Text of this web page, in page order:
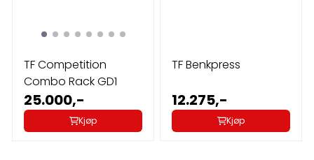
TF Competition
Combo Rack GD1
25.000,-
Kjøp
TF Benkpress
12.275,-
Kjøp